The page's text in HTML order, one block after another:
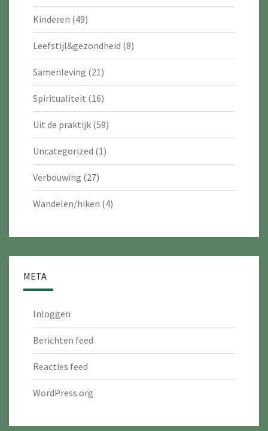
Kinderen (49)
Leefstijl&gezondheid (8)
Samenleving (21)
Spiritualiteit (16)
Uit de praktijk (59)
Uncategorized (1)
Verbouwing (27)
Wandelen/hiken (4)
META
Inloggen
Berichten feed
Reacties feed
WordPress.org